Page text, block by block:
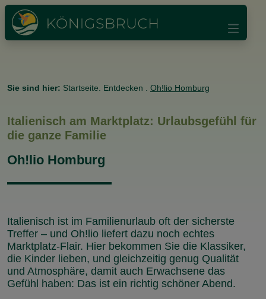
Sie sind hier: Startseite Entdecken Oh!lio Homburg
Italienisch am Marktplatz: Urlaubsgefühl für
die ganze Familie
Oh!lio Homburg
Italienisch ist im Familienurlaub oft der sicherste
Treffer – und Oh!lio liefert dazu noch echtes
Marktplatz-Flair. Hier bekommen Sie die Klassiker,
die Kinder lieben, und gleichzeitig genug Qualität
und Atmosphäre, damit auch Erwachsene das
Gefühl haben: Das ist ein richtig schöner Abend.